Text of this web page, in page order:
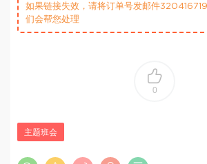
如果链接失效，请将订单号发邮件
们会帮您处理
0
主题班会